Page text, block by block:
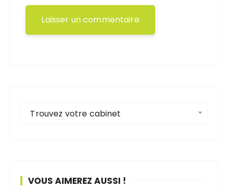
Trouvez votre cabinet
VOUS AIMEREZ AUSSI !